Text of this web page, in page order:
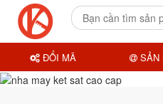
ĐỔI MÃ SẢN